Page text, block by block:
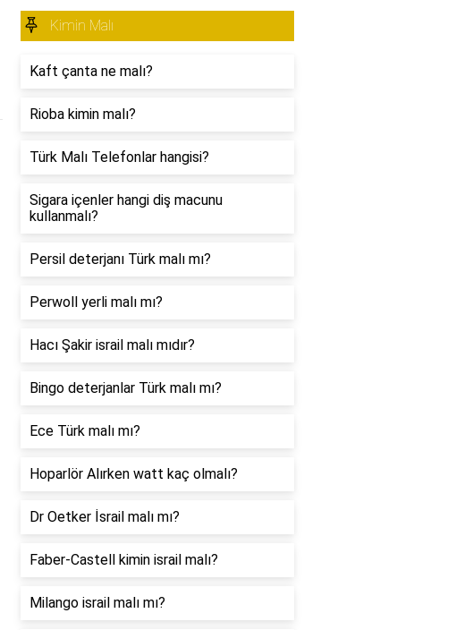
Kimin Malı
Kaft çanta ne malı?
Rioba kimin malı?
Türk Malı Telefonlar hangisi?
Sigara içenler hangi diş macunu
kullanmalı?
Persil deterjanı Türk malı mı?
Perwoll yerli malı mı?
Hacı Şakir israil malı mıdır?
Bingo deterjanlar Türk malı mı?
Ece Türk malı mı?
Hoparlör Alırken watt kaç olmalı?
Dr Oetker İsrail malı mı?
Faber-Castell kimin israil malı?
Milango israil malı mı?